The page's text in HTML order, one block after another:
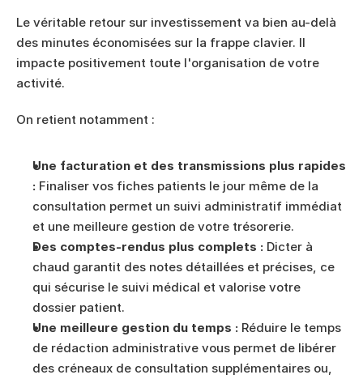
Le véritable retour sur investissement va bien au-delà
des minutes économisées sur la frappe clavier. Il
impacte positivement toute l'organisation de votre
activité.
On retient notamment :
Une facturation et des transmissions plus rapides
: Finaliser vos fiches patients le jour même de la
consultation permet un suivi administratif immédiat
et une meilleure gestion de votre trésorerie.
Des comptes-rendus plus complets : Dicter à
chaud garantit des notes détaillées et précises, ce
qui sécurise le suivi médical et valorise votre
dossier patient.
Une meilleure gestion du temps : Réduire le temps
de rédaction administrative vous permet de libérer
des créneaux de consultation supplémentaires ou,